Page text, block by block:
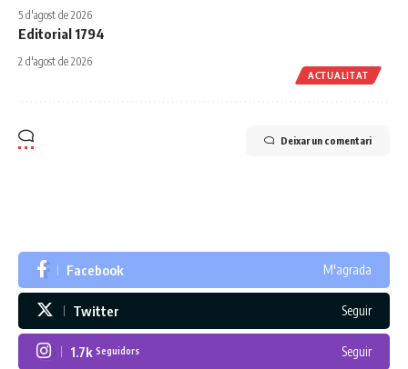
5 d'agost de 2026
ACTUALITAT
Editorial 1794
2 d'agost de 2026
Deixar un comentari
Facebook M'agrada
Twitter Seguir
1.7k Seguidors Seguir